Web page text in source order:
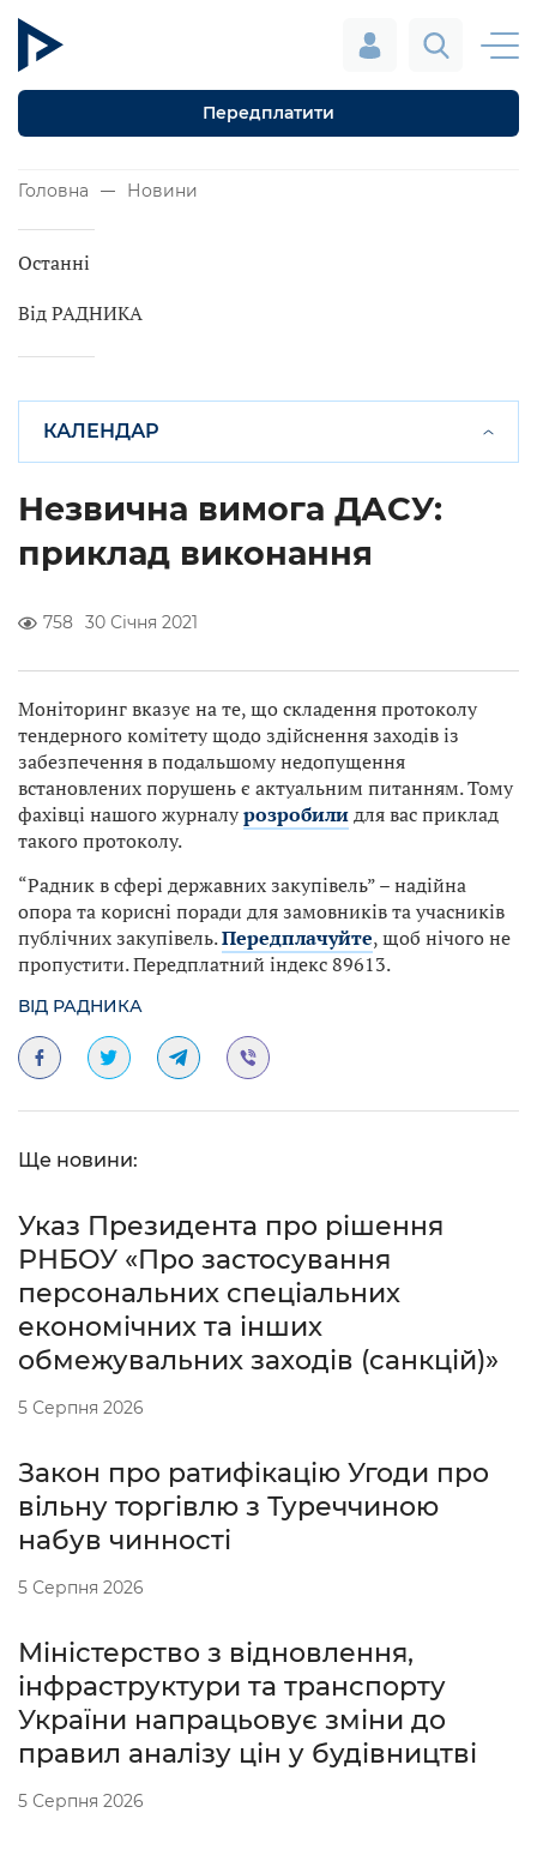
Передплатити
Головна Новини
Останні
Від РАДНИКА
КАЛЕНДАР
Незвична вимога ДАСУ:
приклад виконання
758 30 Січня 2021
Моніторинг вказує на те, що складення протоколу
тендерного комітету щодо здійснення заходів із
забезпечення в подальшому недопущення
встановлених порушень є актуальним питанням. Тому
фахівці нашого журналурозробилидля вас приклад
такого протоколу.
“Радник в сфері державних закупівель” – надійна
опора та корисні поради для замовників та учасників
публічних закупівель.Передплачуйте, щоб нічого не
пропустити. Передплатний індекс 89613.
ВІД РАДНИКА
Ще новини:
Указ Президента про рішення
РНБОУ «Про застосування
персональних спеціальних
економічних та інших
обмежувальних заходів (санкцій)»
5 Серпня 2026
Закон про ратифікацію Угоди про
вільну торгівлю з Туреччиною
набув чинності
5 Серпня 2026
Міністерство з відновлення,
інфраструктури та транспорту
України напрацьовує зміни до
правил аналізу цін у будівництві
5 Серпня 2026